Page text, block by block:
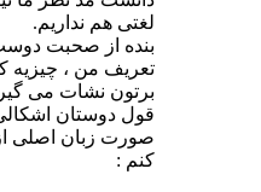
لغتی هم نداریم.
بنده از صحبت
تعریف من ، چیزیه
برتون نشات می
قول دوستان
صورت زبان اصلی
کنم :